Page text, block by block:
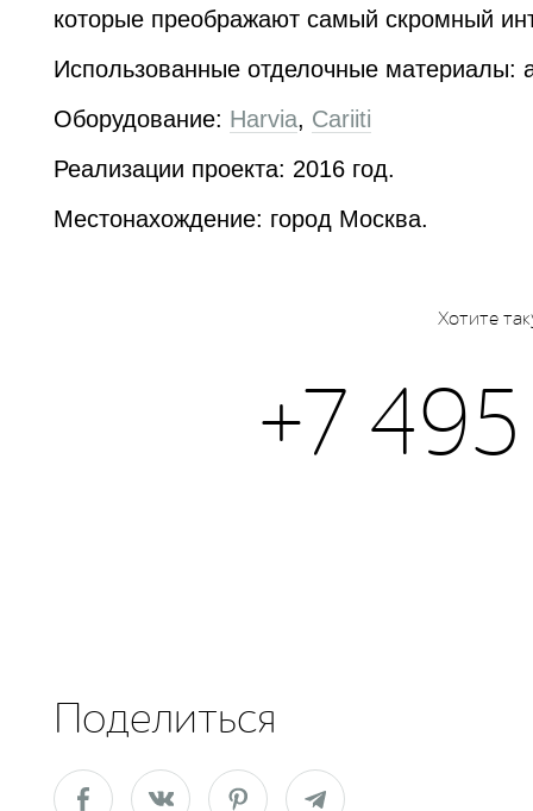
которые преображают самый скромный
Использованные отделочные материалы:
Оборудование: Harvia, Cariiti
Реализации проекта: 2016 год.
Местонахождение: город Москва.
Хотите
+7
Поделиться